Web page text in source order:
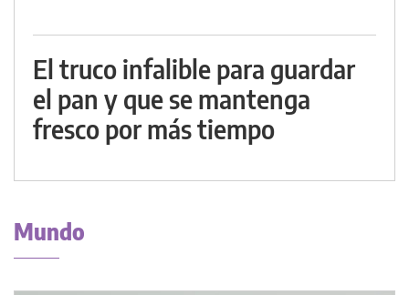
El truco infalible para guardar
el pan y que se mantenga
fresco por más tiempo
Mundo